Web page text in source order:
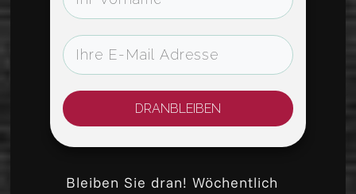
DRANBLEIBEN
Bleiben Sie dran! Wöchentlich